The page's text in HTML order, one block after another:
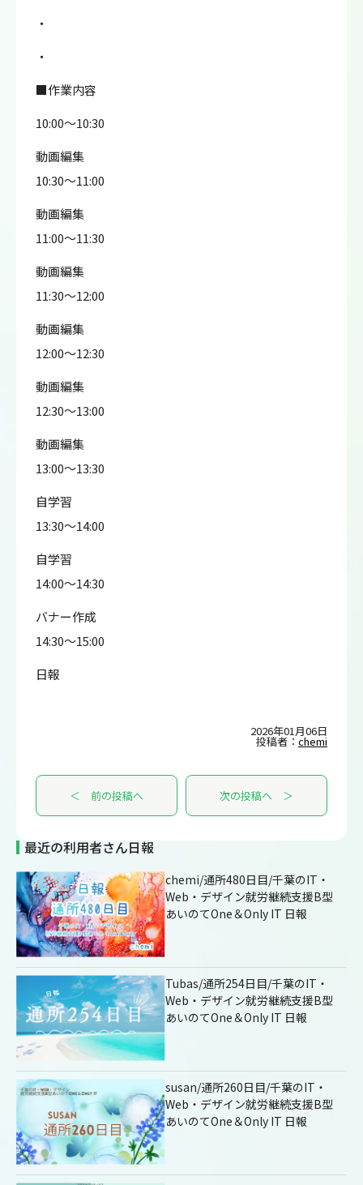
・
・
■作業内容
10:00～10:30
動画編集
10:30～11:00
動画編集
11:00～11:30
動画編集
11:30～12:00
動画編集
12:00～12:30
動画編集
12:30～13:00
動画編集
13:00～13:30
自学習
13:30～14:00
自学習
14:00～14:30
バナー作成
14:30～15:00
日報
2026年01月06日
投稿者： chemi
＜ 前の投稿へ 次の投稿へ ＞
最近の利用者さん日報
chemi/通所480日目/千葉のIT・
Web・デザイン就労継続支援B型
あいのてOne＆Only IT 日報
Tubas/通所254日目/千葉のIT・
Web・デザイン就労継続支援B型
あいのてOne＆Only IT 日報
susan/通所260日目/千葉のIT・
Web・デザイン就労継続支援B型
あいのてOne＆Only IT 日報